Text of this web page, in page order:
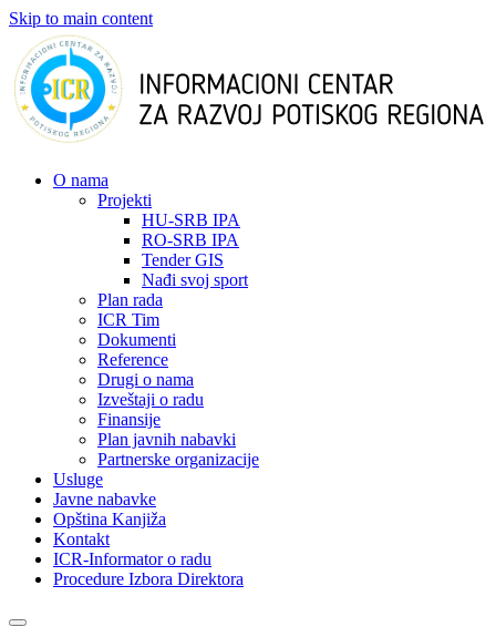
Skip to main content
О nama
Projekti
HU-SRB IPA
RO-SRB IPA
Tender GIS
Nađi svoj sport
Plan rada
ICR Tim
Dokumenti
Reference
Drugi o nama
Izveštaji o radu
Finansije
Plan javnih nabavki
Partnerske organizacije
Usluge
Javne nabavke
Opština Kanjiža
Kontakt
ICR-Informator o radu
Procedure Izbora Direktora